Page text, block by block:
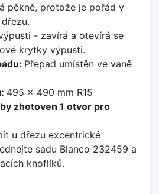
pěkně, protože je pořád v
- zavírá a otevírá se
krytky výpusti.
Přepad umístěn ve vaně
495 x 490 mm R15
zhotoven 1 otvor pro
u dřezu excentrické
sadu Blanco 232459 a
knoflíků.